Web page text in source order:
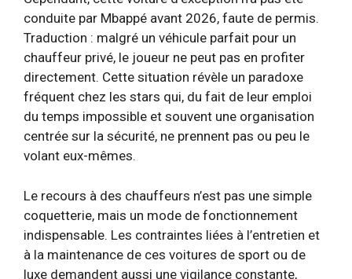
conduite par Mbappé avant 2026, faute de permis.
Traduction : malgré un véhicule parfait pour un
chauffeur privé, le joueur ne peut pas en profiter
directement. Cette situation révèle un paradoxe
fréquent chez les stars qui, du fait de leur emploi
du temps impossible et souvent une organisation
centrée sur la sécurité, ne prennent pas ou peu le
volant eux-mêmes.
Le recours à des chauffeurs n’est pas une simple
coquetterie, mais un mode de fonctionnement
indispensable. Les contraintes liées à l’entretien et
à la maintenance de ces voitures de sport ou de
luxe demandent aussi une vigilance constante,